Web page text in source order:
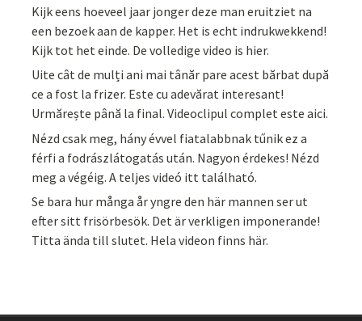
Kijk eens hoeveel jaar jonger deze man eruitziet na
een bezoek aan de kapper. Het is echt indrukwekkend!
Kijk tot het einde. De volledige video is hier.
Uite cât de mulți ani mai tânăr pare acest bărbat după
ce a fost la frizer. Este cu adevărat interesant!
Urmărește până la final. Videoclipul complet este aici.
Nézd csak meg, hány évvel fiatalabbnak tűnik ez a
férfi a fodrászlátogatás után. Nagyon érdekes! Nézd
meg a végéig. A teljes videó itt található.
Se bara hur många år yngre den här mannen ser ut
efter sitt frisörbesök. Det är verkligen imponerande!
Titta ända till slutet. Hela videon finns här.